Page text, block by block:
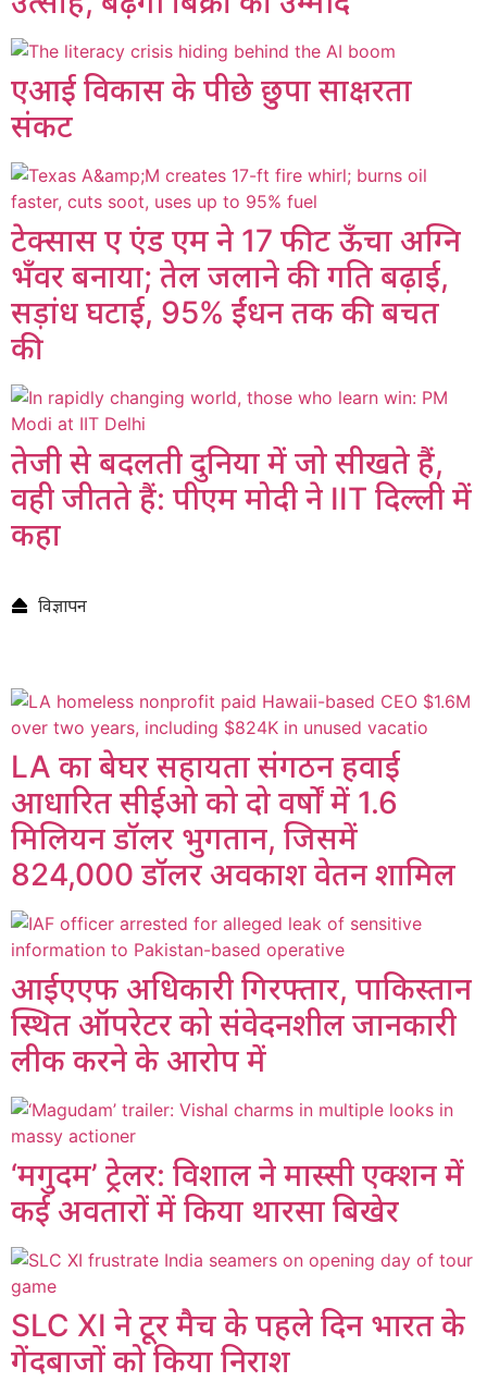
एआई विकास के पीछे छुपा साक्षरता
संकट
टेक्सास ए एंड एम ने 17 फीट ऊँचा अग्नि
भँवर बनाया; तेल जलाने की गति बढ़ाई,
सड़ांध घटाई, 95% ईंधन तक की बचत
की
तेजी से बदलती दुनिया में जो सीखते हैं,
वही जीतते हैं: पीएम मोदी ने IIT दिल्ली में
कहा
विज्ञापन
LA का बेघर सहायता संगठन हवाई
आधारित सीईओ को दो वर्षों में 1.6
मिलियन डॉलर भुगतान, जिसमें
824,000 डॉलर अवकाश वेतन शामिल
आईएएफ अधिकारी गिरफ्तार, पाकिस्तान
स्थित ऑपरेटर को संवेदनशील जानकारी
लीक करने के आरोप में
‘मगुदम’ ट्रेलर: विशाल ने मास्सी एक्शन में
कई अवतारों में किया थारसा बिखेर
SLC XI ने टूर मैच के पहले दिन भारत के
गेंदबाजों को किया निराश